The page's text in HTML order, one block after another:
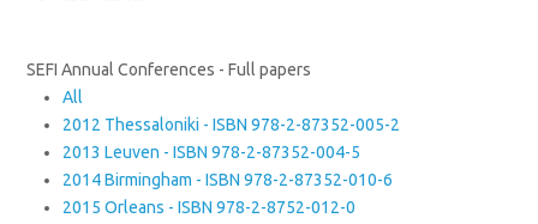
SEFI Annual Conferences - Full papers
All
2012 Thessaloniki - ISBN 978-2-87352-005-2
2013 Leuven - ISBN 978-2-87352-004-5
2014 Birmingham - ISBN 978-2-87352-010-6
2015 Orleans - ISBN 978-2-8752-012-0